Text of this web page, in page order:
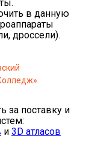
в данную
дроссели).
за поставку и
и 3D атласов